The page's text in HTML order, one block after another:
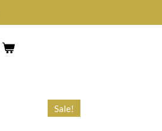
Sale!